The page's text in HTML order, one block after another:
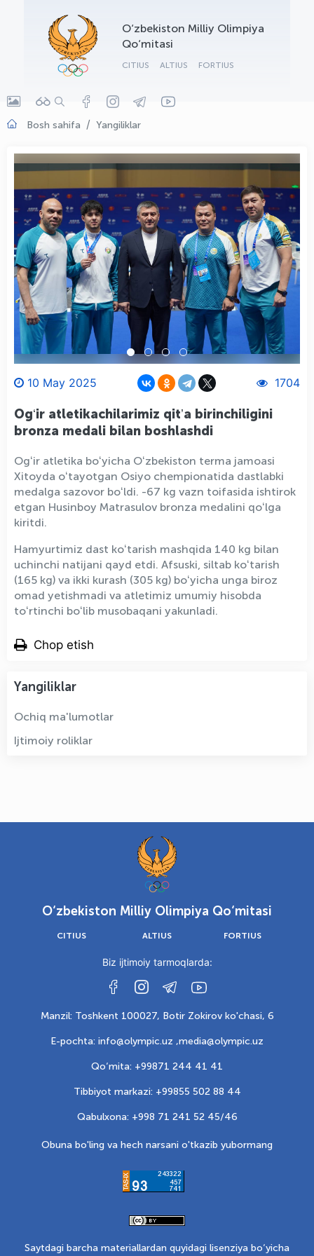
O‘zbekiston Milliy Olimpiya
Qo‘mitasi
CITIUS ALTIUS FORTIUS
Bosh sahifa Yangiliklar
10 May 2025 1704
Ogʻir atletikachilarimiz qitʼa birinchiligini
bronza medali bilan boshlashdi
Ogʻir atletika boʻyicha Oʻzbekiston terma jamoasi
Xitoyda oʻtayotgan Osiyo chempionatida dastlabki
medalga sazovor boʻldi. -67 kg vazn toifasida ishtirok
etgan Husinboy Matrasulov bronza medalini qoʻlga
kiritdi.
Hamyurtimiz dast koʻtarish mashqida 140 kg bilan
uchinchi natijani qayd etdi. Afsuski, siltab koʻtarish
(165 kg) va ikki kurash (305 kg) boʻyicha unga biroz
omad yetishmadi va atletimiz umumiy hisobda
toʻrtinchi boʻlib musobaqani yakunladi.
Chop etish
Yangiliklar
Ochiq ma'lumotlar
Ijtimoiy roliklar
O‘zbekiston Milliy Olimpiya Qo‘mitasi
CITIUS ALTIUS FORTIUS
Biz ijtimoiy tarmoqlarda:
Manzil: Toshkent 100027, Botir Zokirov ko'chasi, 6
E-pochta: info@olympic.uz ,media@olympic.uz
Qo‘mita: +99871 244 41 41
Tibbiyot markazi: +99855 502 88 44
Qabulxona: +998 71 241 52 45/46
Obuna bo'ling va hech narsani o'tkazib yubormang
Saytdagi barcha materiallardan quyidagi lisenziya bo‘yicha
OLYMPCHIK AI - yordamchi
Onlayn · olympic.uz